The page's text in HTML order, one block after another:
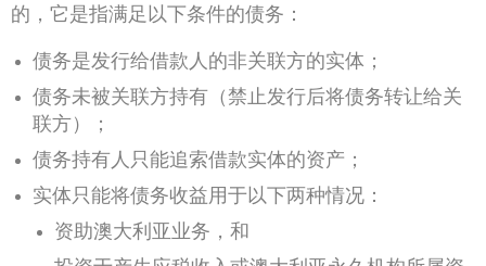
的，它是指满足以下条件的债务：
债务是发行给借款人的非关联方的实体；
债务未被关联方持有（禁止发行后将债务转让给关
联方）；
债务持有人只能追索借款实体的资产；
实体只能将债务收益用于以下两种情况：
资助澳大利亚业务，和